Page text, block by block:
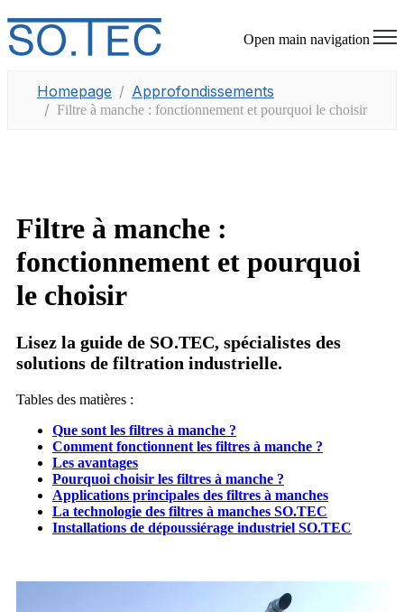
Open main navigation
Homepage Approfondissements
Filtre à manche : fonctionnement et pourquoi le choisir
Filtre à manche :
fonctionnement et pourquoi
le choisir
Lisez la guide de SO.TEC, spécialistes des
solutions de filtration industrielle.
Tables des matières :
Que sont les filtres à manche ?
Comment fonctionnent les filtres à manche ?
Les avantages
Pourquoi choisir les filtres à manche ?
Applications principales des filtres à manches
La technologie des filtres à manches SO.TEC
Installations de dépoussiérage industriel SO.TEC